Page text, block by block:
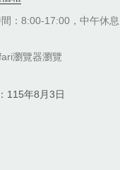
間：8:00-17:00，中午休息
瀏覽器瀏覽
115年8月3日